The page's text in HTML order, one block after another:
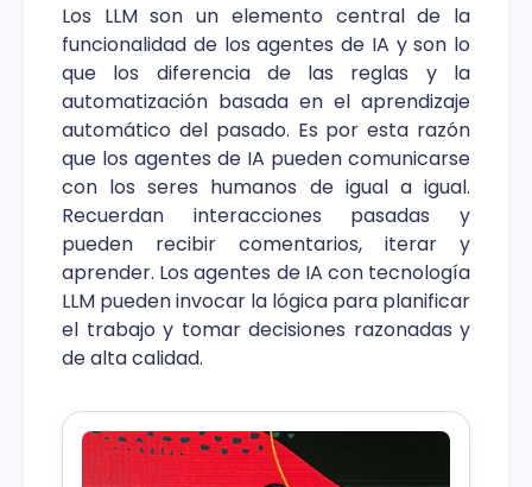
Los LLM son un elemento central de la
funcionalidad de los agentes de IA y son lo
que los diferencia de las reglas y la
automatización basada en el aprendizaje
automático del pasado. Es por esta razón
que los agentes de IA pueden comunicarse
con los seres humanos de igual a igual.
Recuerdan interacciones pasadas y
pueden recibir comentarios, iterar y
aprender. Los agentes de IA con tecnología
LLM pueden invocar la lógica para planificar
el trabajo y tomar decisiones razonadas y
de alta calidad.